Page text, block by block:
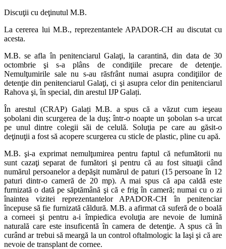
Discuţii cu deţinutul M.B.
La cererea lui M.B., reprezentantele APADOR-CH au discutat cu
acesta.
M.B. se afla în penitenciarul Galaţi, la carantină, din data de 30
octombrie şi s-a plâns de condiţiile precare de detenţie.
Nemulţumirile sale nu s-au răsfrânt numai asupra condiţiilor de
detenţie din penitenciarul Galaţi, ci şi asupra celor din penitenciarul
Rahova şi, în special, din arestul IJP Galați.
În arestul (CRAP) Galați M.B. a spus că a văzut cum ieşeau
şobolani din scurgerea de la duş; într-o noapte un şobolan s-a urcat
pe unul dintre colegii săi de celulă. Soluţia pe care au găsit-o
deţinuţii a fost să acopere scurgerea cu sticle de plastic, pline cu apă.
M.B. şi-a exprimat nemulţumirea pentru faptul că nefumătorii nu
sunt cazaţi separat de fumători şi pentru că au fost situaţii când
numărul persoanelor a depăşit numărul de paturi (15 persoane în 12
paturi dintr-o cameră de 20 mp). A mai spus că apa caldă este
furnizată o dată pe săptămână şi că e frig în cameră; numai cu o zi
înaintea vizitei reprezentantelor APADOR-CH în penitenciar
începuse să fie furnizată căldură. M.B. a afirmat că suferă de o boală
a corneei şi pentru a-i împiedica evoluţia are nevoie de lumină
naturală care este insuficentă în camera de detenţie. A spus că în
curând ar trebui să meargă la un control oftalmologic la Iaşi şi că are
nevoie de transplant de cornee.